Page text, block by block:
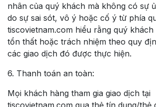
nhân của quý khách mà không có sự
do sự sai sót, vô ý hoặc cố ý từ phía
tiscovietnam.com hiểu rằng quý
tổn thất hoặc trách nhiệm theo quy
các giao dịch đó được thực hiện.
6. Thanh toán an toàn:
Mọi khách hàng tham gia giao dịch tại
tiscovietnam.com qua thẻ tín dụng/thẻ